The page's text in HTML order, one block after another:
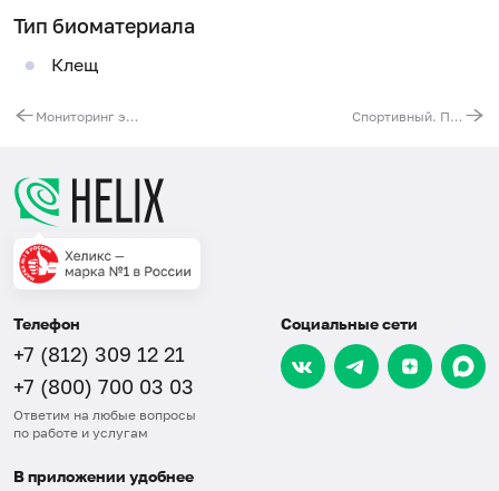
Тип биоматериала
Клещ
Мониторинг эффективности АСИТ: Полынь Спортивный. Перед началом занятий в тренажерном зале
Телефон
+7 (812) 309 12 21
+7 (800) 700 03 03
Ответим на любые вопросы
по работе и услугам
Социальные сети
В приложении удобнее